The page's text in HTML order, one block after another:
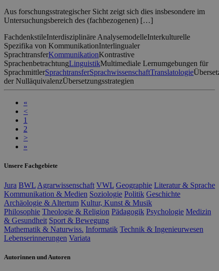
Aus forschungsstrategischer Sicht zeigt sich dies insbesondere im
Untersuchungsbereich des (fachbezogenen) […]
FachdenkstileInterdisziplinäre AnalysemodelleInterkulturelle
Spezifika von KommunikationInterlingualer
SprachtransferKommunikationKontrastive
SprachenbetrachtungLinguistikMultimediale Lernumgebungen für
SprachmittlerSprachtransferSprachwissenschaftTranslatologie
der NulläquivalenzÜbersetzungsstrategien
«
<
1
2
>
»
Unsere Fachgebiete
Jura BWL Agrarwissenschaft VWL Geographie Literatur & Sprache
Kommunikation & Medien Soziologie Politik Geschichte
Archäologie & Altertum Kultur, Kunst & Musik
Philosophie Theologie & Religion Pädagogik Psychologie Medizin
& Gesundheit Sport & Bewegung
Mathematik & Naturwiss. Informatik Technik & Ingenieurwesen
Lebenserinnerungen Variata
Autorinnen und Autoren